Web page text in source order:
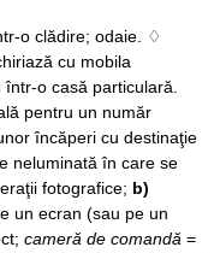
o clădire; odaie. ♢
cu mobila
într-o casă particulară.
pentru un număr
încăperi cu destinaţie
neluminată în care se
fotografice; b)
un ecran (sau pe un
cameră de comandă =